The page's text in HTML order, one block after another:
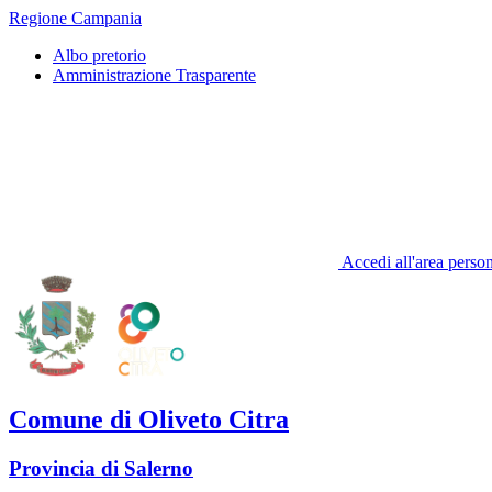
Regione Campania
Albo pretorio
Amministrazione Trasparente
Accedi all'area
Comune di Oliveto Citra
Provincia di Salerno